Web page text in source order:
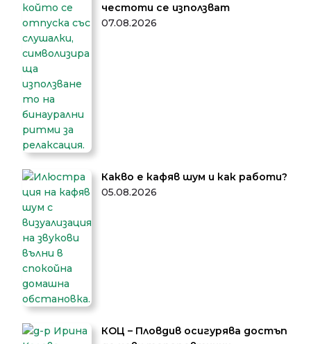
честоти се използват
07.08.2026
Какво е кафяв шум и как работи?
05.08.2026
КОЦ – Пловдив осигурява достъп